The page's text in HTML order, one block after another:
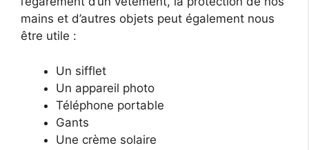
mains et d’autres objets peut également nous
être utile :
Un sifflet
Un appareil photo
Téléphone portable
Gants
Une crème solaire